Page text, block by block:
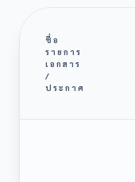
ชื่อ
รายการ
เอกสาร
/
ประกาศ